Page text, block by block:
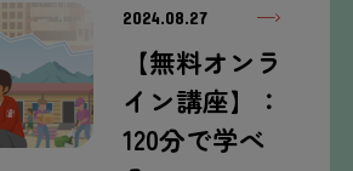
2024.08.27
【無料オンラ
イン講座】：
120分で学べ